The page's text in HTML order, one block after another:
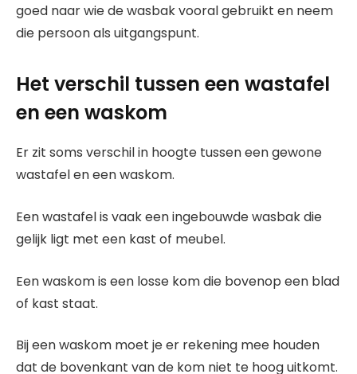
goed naar wie de wasbak vooral gebruikt en neem
die persoon als uitgangspunt.
Het verschil tussen een wastafel
en een waskom
Er zit soms verschil in hoogte tussen een gewone
wastafel en een waskom.
Een wastafel is vaak een ingebouwde wasbak die
gelijk ligt met een kast of meubel.
Een waskom is een losse kom die bovenop een blad
of kast staat.
Bij een waskom moet je er rekening mee houden
dat de bovenkant van de kom niet te hoog uitkomt.